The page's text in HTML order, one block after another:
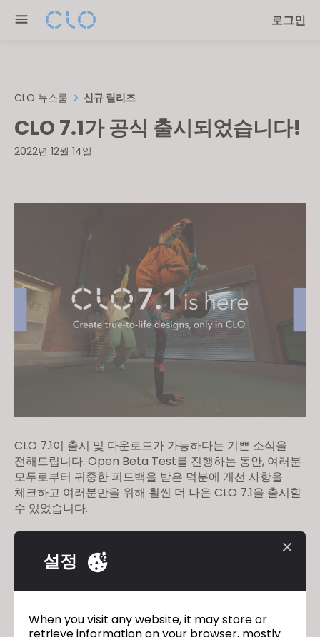
note:
accessibility
system.
로그인
CLO 뉴스룸 신규 릴리즈
CLO 7.1가 공식 출시되었습니다!
2022년 12월 14일
CLO 7.1이 출시 및 다운로드가 가능하다는 기쁜 소식을
전해드립니다. Open Beta Test를 진행하는 동안, 여러분
모두로부터 귀중한 피드백을 받은 덕분에 개선 사항을
체크하고 여러분만을 위해 훨씬 더 나은 CLO 7.1을 출시할
수 있었습니다.
여기
개선된 기능을 경험해 보세요!
이전
[Interview] DIGITAL PRODUCT
CREATION Conversations: Simon Kim,
설정
When you visit any website, it may store or